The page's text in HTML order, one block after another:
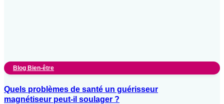
Blog Bien-être
Quels problèmes de santé un guérisseur
magnétiseur peut-il soulager ?